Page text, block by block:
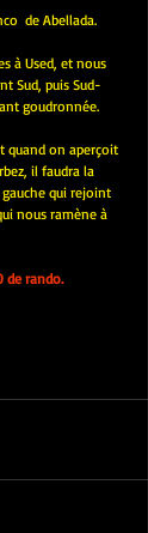
de Abellada.
à Used, et nous
Sud, puis Sud-
goudronnée.
quand on aperçoit
il faudra la
gauche qui rejoint
nous ramène à
de rando.